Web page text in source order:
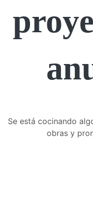
Se está cocinando
obras y